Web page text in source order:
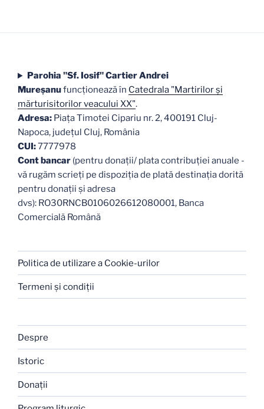
Parohia "Sf. Iosif" Cartier Andrei
Mureşanufuncţionează în Catedrala "Martirilor şi
mărturisitorilor veacului XX".
Adresa: Piaţa Timotei Cipariu nr. 2, 400191 Cluj-
Napoca, judeţul Cluj, România
CUI:7777978
Cont bancar (pentru donații/ plata contribuției anuale -
vă rugăm scrieți pe dispoziția de plată destinația dorită
pentru donații și adresa
dvs): RO30RNCB0106026612080001, Banca
Comercială Română
Politica de utilizare a Cookie-urilor
Termeni şi condiţii
Despre
Istoric
Donaţii